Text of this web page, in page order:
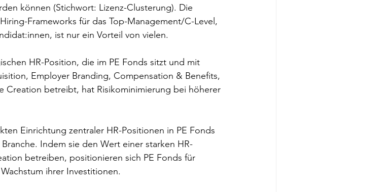
können (Stichwort: Lizenz-Clusterung). Die
Frameworks für das Top-Management/C-Level,
ist nur ein Vorteil von vielen.
HR-Position, die im PE Fonds sitzt und mit
Employer Branding, Compensation & Benefits,
Creation betreibt, hat Risikominimierung bei höherer
Einrichtung zentraler HR-Positionen in PE Fonds
Indem sie den Wert einer starken HR-
betreiben, positionieren sich PE Fonds für
ihrer Investitionen.